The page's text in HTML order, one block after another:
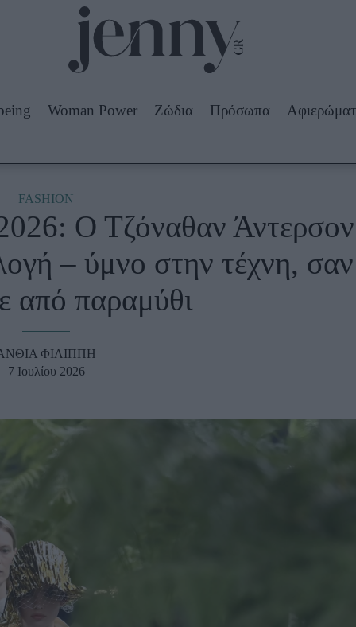
Beauty -
Ομορφιά
Skincare
Μακιγιάζ
Ζώδια
Woman Power Ζώδια Πρόσωπα
FASHION
Ο Τζόναθαν Άντερσον
– ύμνο στην τέχνη, σαν
από παραμύθι
ΦΙΛΙΠΠΗ
7 Ιουλίου 2026